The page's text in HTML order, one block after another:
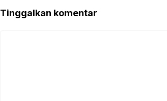
Tinggalkan komentar